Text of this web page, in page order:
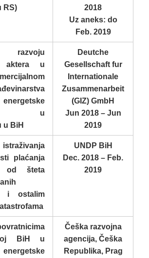
RS)
2018
Uz aneks: do
Feb. 2019
razvoju
aktera u
energetske
u
u BiH
Deutche
Gesellschaft fur
Internationale
Zusammenarbeit
(GIZ) GmbH
Jun 2018 – Jun
2019
istraživanja
plaćanja
od šteta
i ostalim
UNDP BiH
Dec. 2018 – Feb.
2019
BiH u
Češka razvojna
agencija, Češka
Republika, Prag